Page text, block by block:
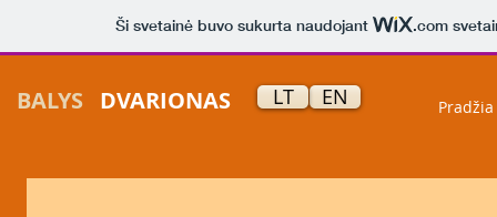
Ši svetainė buvo sukurta naudojant .com
BALYS DVARIONAS EN
LT